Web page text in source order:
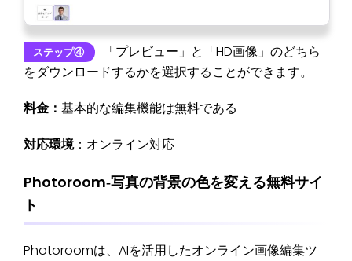
ステップ④
「プレビュー」と「HD画像」のどちら
をダウンロードするかを選択することができます。
料金： 基本的な編集機能は無料である
対応環境：オンライン対応
Photoroom‐写真の背景の色を変える無料サイ
ト
Photoroomは、AIを活用したオンライン画像編集ツ